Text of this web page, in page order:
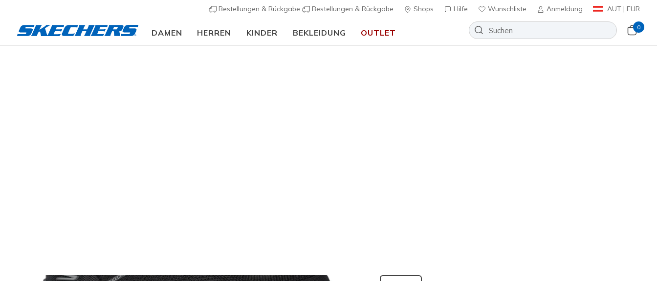
Bestellungen & Rückgabe Bestellungen & Rückgabe Shops Hilfe Wunschliste Anmeldung AUT | EUR
DAMEN HERREN KINDER BEKLEIDUNG OUTLET
0